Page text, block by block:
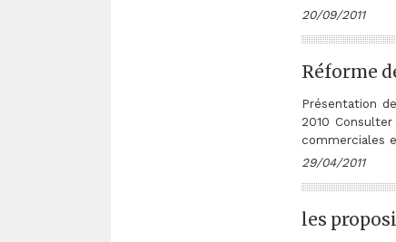
20/09/2011
Réforme
Présentation
2010
commerciales
29/04/2011
les